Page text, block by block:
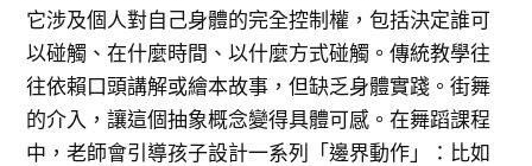
它涉及個人對自己身體的完全控制權，包括決定誰可
以碰觸、在什麼時間、以什麼方式碰觸。傳統教學往
往依賴口頭講解或繪本故事，但缺乏身體實踐。街舞
的介入，讓這個抽象概念變得具體可感。在舞蹈課程
中，老師會引導孩子設計一系列「邊界動作」：比如